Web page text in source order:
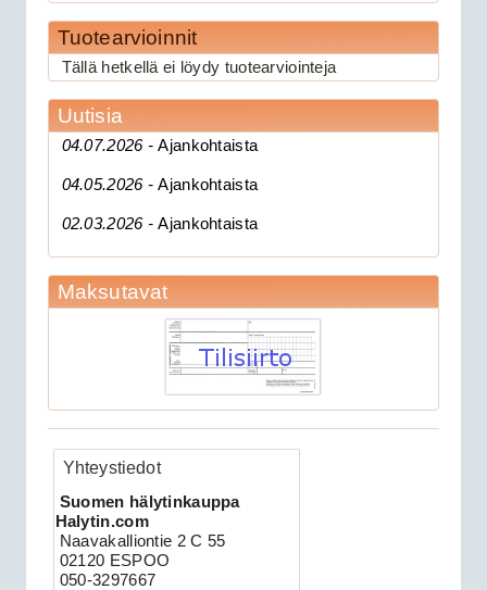
Clifford 330X1 C...
CAN 3903V autohälytin +
Clifford 330X2 autohälytin +
ultraääniliikeilmaisin DEI 509U
Tuotearvioinnit
Tällä hetkellä ei löydy tuotearviointeja
Uutisia
04.07.2026 -Ajankohtaista
04.05.2026 -Ajankohtaista
02.03.2026 -Ajankohtaista
Maksutavat
Yhteystiedot
Suomen hälytinkauppa
Halytin.com
Naavakalliontie 2 C 55
02120 ESPOO
050-3297667